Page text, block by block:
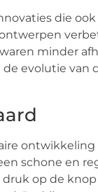
die
minder
evolutie van
schone en
op de